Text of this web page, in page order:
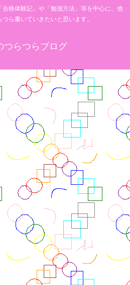
格体験記」や「勉強方法」等を中心に、他
ら書いていきたいと思います。
つらつらブログ